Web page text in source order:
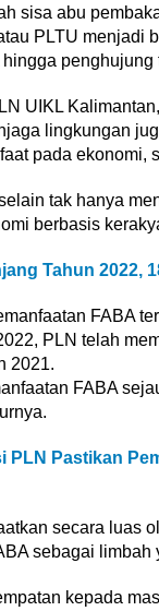
sisa abu
PLTU menjadi
UIKL
lingkungan
pada ekonomi,
tak hanya
berbasis
Tahun 2022,
FABA
PLN telah
2021.
FABA
PLN Pastikan
secara luas
sebagai
kepada